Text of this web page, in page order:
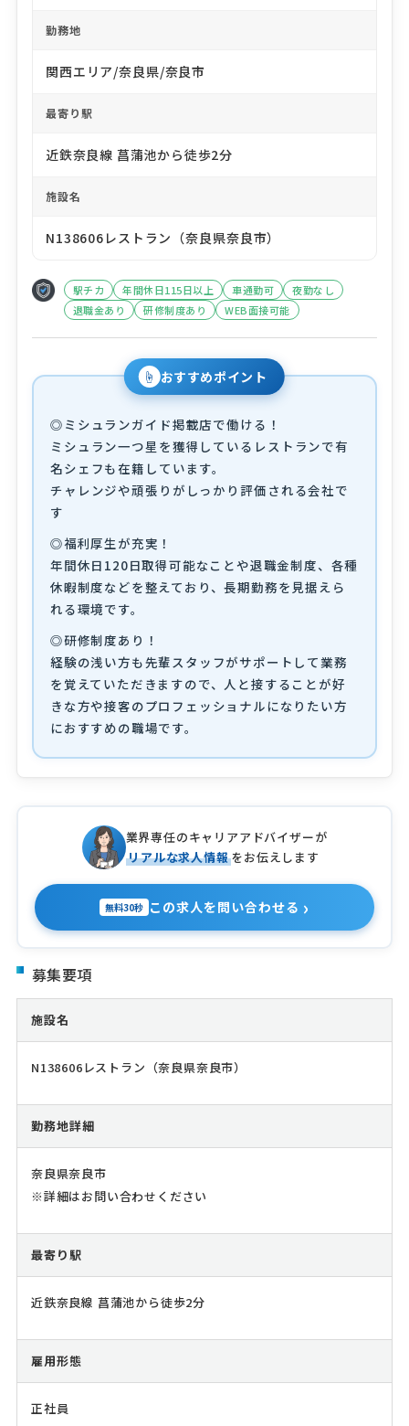
勤務地
関西エリア/奈良県/奈良市
最寄り駅
近鉄奈良線 菖蒲池から徒歩2分
施設名
N138606レストラン（奈良県奈良市）
駅チカ 年間休日115日以上 車通勤可
夜勤なし
退職金あり
研修制度あり WEB面接可能
☝ おすすめポイント
◎ミシュランガイド掲載店で働ける！
ミシュラン一つ星を獲得しているレストランで有
名シェフも在籍しています。
チャレンジや頑張りがしっかり評価される会社で
す
◎福利厚生が充実！
年間休日120日取得可能なことや退職金制度、各種
休暇制度などを整えており、長期勤務を見据えら
れる環境です。
◎研修制度あり！
経験の浅い方も先輩スタッフがサポートして業務
を覚えていただきますので、人と接することが好
きな方や接客のプロフェッショナルになりたい方
におすすめの職場です。
業界専任のキャリアアドバイザーが
リアルな求人情報をお伝えします
無料30秒 この求人を問い合わせる ›
募集要項
施設名
N138606レストラン（奈良県奈良市）
勤務地詳細
奈良県奈良市
※詳細はお問い合わせください
最寄り駅
近鉄奈良線 菖蒲池から徒歩2分
雇用形態
正社員